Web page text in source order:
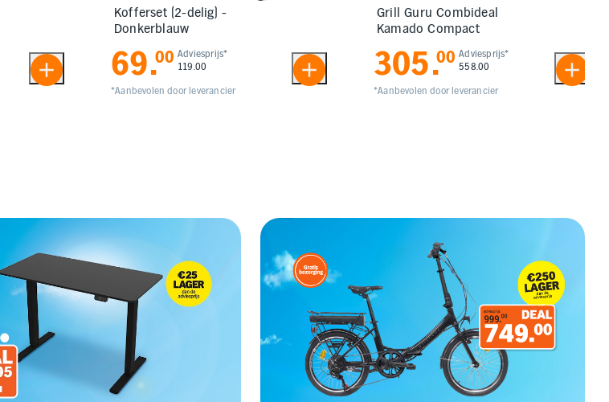
Kofferset (2-delig) -
Donkerblauw
69.00 Adviesprijs*
119.00
*Aanbevolen door leverancier
Grill Guru Combideal
Kamado Compact
305.00 Adviesprijs*
558.00
*Aanbevolen door leverancier